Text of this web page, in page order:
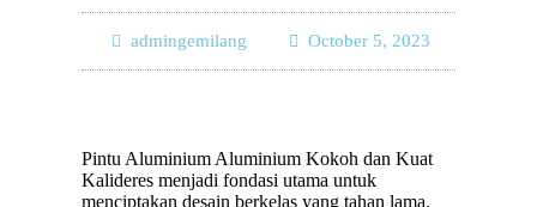
admingemilang October 5, 2023
Pintu Aluminium Aluminium Kokoh dan Kuat
Kalideres menjadi fondasi utama untuk
menciptakan desain berkelas yang tahan lama.